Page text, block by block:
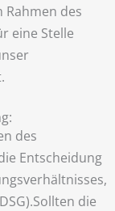
Rahmen des
eine Stelle
des
Entscheidung
die